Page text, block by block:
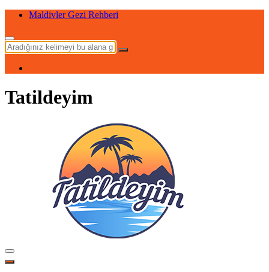
Maldivler Gezi Rehberi
Tatildeyim